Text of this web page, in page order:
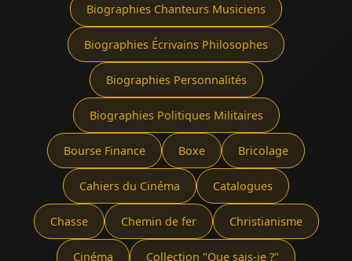
Biographies Chanteurs Musiciens
Biographies Écrivains Philosophes
Biographies Personnalités
Biographies Politiques Militaires
Bourse Finance Boxe Bricolage
Cahiers du Cinéma Catalogues
Chasse Chemin de fer Christianisme
Cinéma Collection "Que sais-je ?"